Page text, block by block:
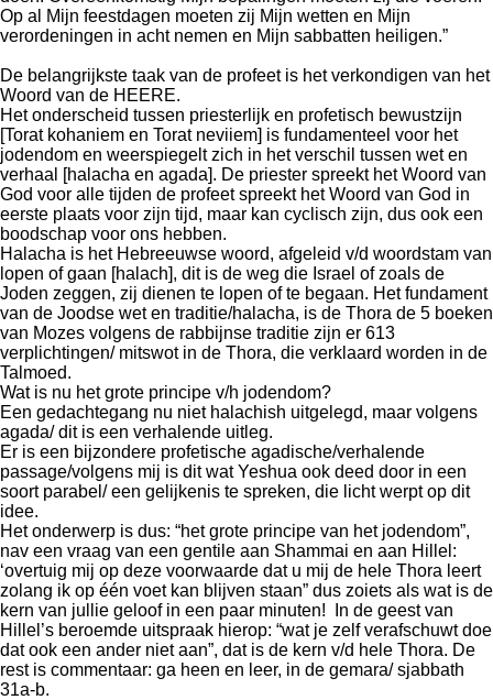
Op al Mijn feestdagen moeten zij Mijn wetten en Mijn
verordeningen in acht nemen en Mijn sabbatten heiligen.”
De belangrijkste taak van de profeet is het verkondigen van het
Woord van de HEERE.
Het onderscheid tussen priesterlijk en profetisch bewustzijn
[Torat kohaniem en Torat neviiem] is fundamenteel voor het
jodendom en weerspiegelt zich in het verschil tussen wet en
verhaal [halacha en agada]. De priester spreekt het Woord van
God voor alle tijden de profeet spreekt het Woord van God in
eerste plaats voor zijn tijd, maar kan cyclisch zijn, dus ook een
boodschap voor ons hebben.
Halacha is het Hebreeuwse woord, afgeleid v/d woordstam van
lopen of gaan [halach], dit is de weg die Israel of zoals de
Joden zeggen, zij dienen te lopen of te begaan. Het fundament
van de Joodse wet en traditie/halacha, is de Thora de 5 boeken
van Mozes volgens de rabbijnse traditie zijn er 613
verplichtingen/ mitswot in de Thora, die verklaard worden in de
Talmoed.
Wat is nu het grote principe v/h jodendom?
Een gedachtegang nu niet halachish uitgelegd, maar volgens
agada/ dit is een verhalende uitleg.
Er is een bijzondere profetische agadische/verhalende
passage/volgens mij is dit wat Yeshua ook deed door in een
soort parabel/ een gelijkenis te spreken, die licht werpt op dit
idee.
Het onderwerp is dus: “het grote principe van het jodendom”,
nav een vraag van een gentile aan Shammai en aan Hillel:
‘overtuig mij op deze voorwaarde dat u mij de hele Thora leert
zolang ik op één voet kan blijven staan” dus zoiets als wat is de
kern van jullie geloof in een paar minuten! In de geest van
Hillel’s beroemde uitspraak hierop: “wat je zelf verafschuwt doe
dat ook een ander niet aan”, dat is de kern v/d hele Thora. De
rest is commentaar: ga heen en leer, in de gemara/ sjabbath
31a-b.